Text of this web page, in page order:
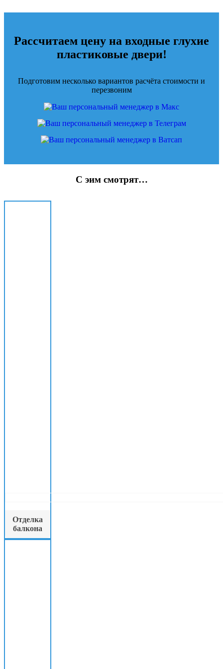
Рассчитаем цену на входные глухие
пластиковые двери!
Подготовим несколько вариантов расчёта стоимости и
перезвоним
С эим смотрят…
Отделка
балкона